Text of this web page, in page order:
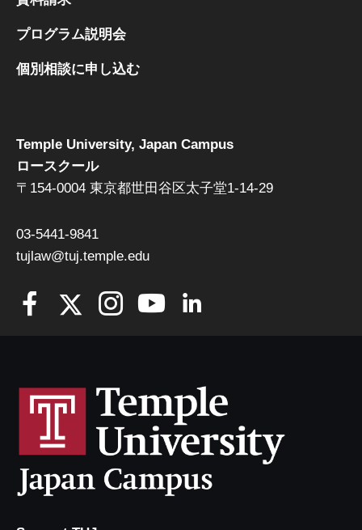
Temple University, Japan Campus
ロースクール
〒154-0004 東京都世田谷区太子堂1-14-29
03-5441-9841
tujlaw@tuj.temple.edu
プログラム説明会
個別相談に申し込む